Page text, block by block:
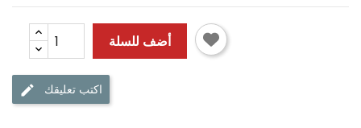
أضف للسلة
اكتب تعليقك